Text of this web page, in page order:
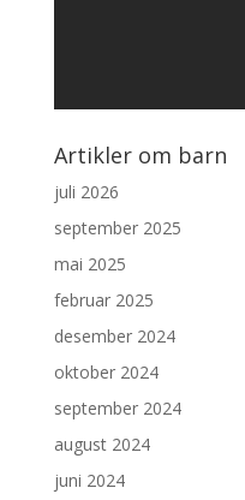
Artikler om barn
juli 2026
september 2025
mai 2025
februar 2025
desember 2024
oktober 2024
september 2024
august 2024
juni 2024